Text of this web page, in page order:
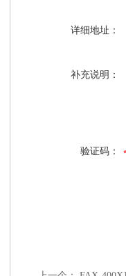
详细地址：
补充说明：
验证码：